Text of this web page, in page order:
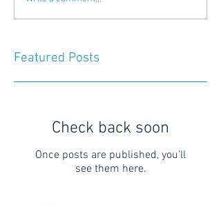
Featured Posts
Check back soon
Once posts are published, you’ll
see them here.